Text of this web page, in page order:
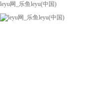
leyu网_乐鱼leyu(中国)